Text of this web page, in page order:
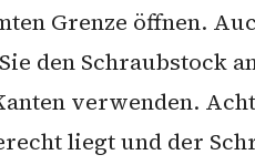
Grenze öffnen.
den Schraubstock
verwenden.
liegt und der